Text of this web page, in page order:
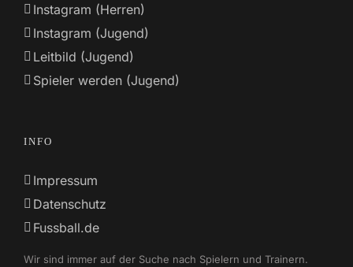
Instagram (Herren)
Instagram (Jugend)
Leitbild (Jugend)
Spieler werden (Jugend)
INFO
Impressum
Datenschutz
Fussball.de
Wir sind immer auf der Suche nach Spielern und Trainern.